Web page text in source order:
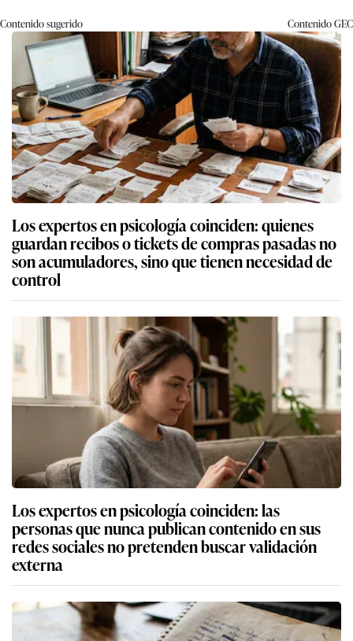
Contenido sugerido ContenidoGEC
Los expertos en psicología coinciden: quienes
guardan recibos o tickets de compras pasadas no
son acumuladores, sino que tienen necesidad de
control
Los expertos en psicología coinciden: las
personas que nunca publican contenido en sus
redes sociales no pretenden buscar validación
externa